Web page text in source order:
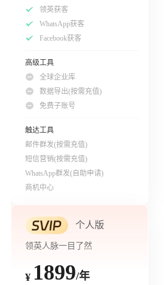
领英获客
WhatsApp获客
Facebook获客
高级工具
全球企业库
数据导出(按需充值)
免费子账号
触达工具
邮件群发(按需充值)
短信营销(按需充值)
WhatsApp群发(自助申请)
商机中心
个人版
领英人脉一目了然
¥ 1899/年